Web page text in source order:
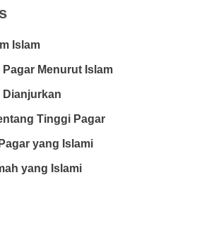
Islam
Menurut Islam
Dianjurkan
Tinggi Pagar
yang Islami
yang Islami